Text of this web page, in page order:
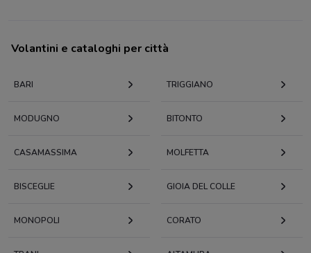
Volantini e cataloghi per città
BARI TRIGGIANO
MODUGNO BITONTO
CASAMASSIMA MOLFETTA
BISCEGLIE GIOIA DEL COLLE
MONOPOLI CORATO